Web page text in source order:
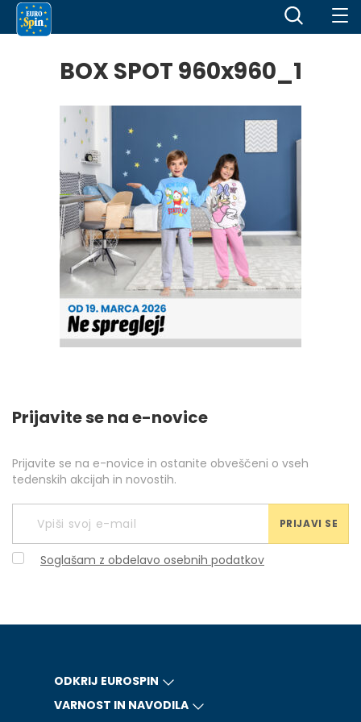
BOX SPOT 960x960_1
Prijavite se na e-novice
Prijavite se na e-novice in ostanite obveščeni o vseh
tedenskih akcijah in novostih.
PRIJAVI SE
Soglašam z obdelavo osebnih podatkov
ODKRIJ EUROSPIN
VARNOST IN NAVODILA